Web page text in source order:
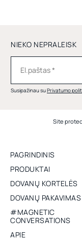
NIEKO NEPRALEISK
Susipažinau suPrivatumo
Site
PAGRINDINIS
PRODUKTAI
DOVANŲ KORTELĖS
DOVANŲ PAKAVIMAS
#MAGNETIC
CONVERSATIONS
APIE